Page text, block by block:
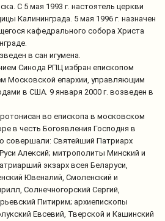
С 5 мая 1993 г. настоятель церкви
Калининграда. 5 мая 1996 г. назначен
кафедрального собора Христа
в сан игумена.
Синода РПЦ избран епископом
Московской епархии, управляющим
в США. 9 января 2000 г. возведен в
во епископа в московском
в честь Богоявления Господня в
совершали: Святейший Патриарх
Алексий; митрополиты Минский и
экзарх всея Беларуси,
Ювеналий, Смоленский и
Солнечногорский Сергий,
Питирим; архиепископы
Евсевий, Тверской и Кашинский